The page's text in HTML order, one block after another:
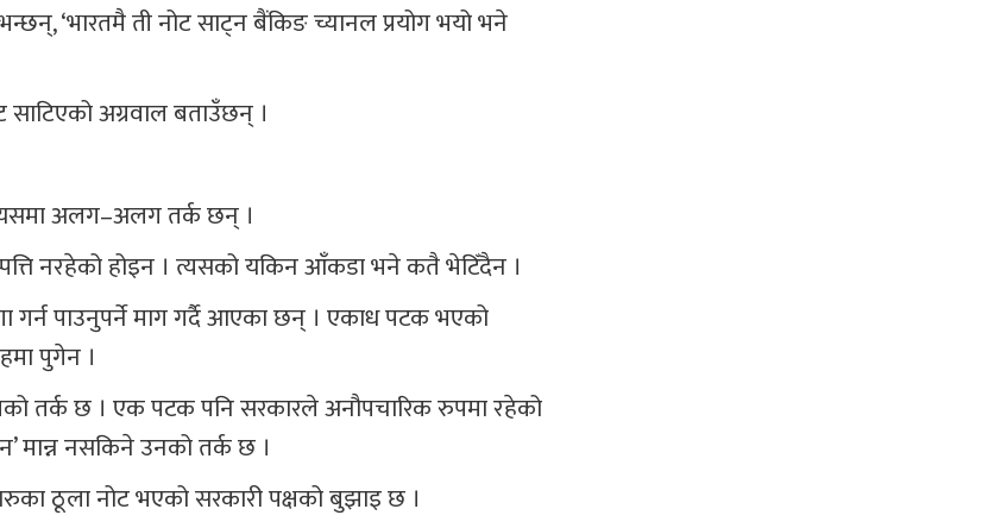
‘भारतमै ती नोट साट्न बैंकिङ च्यानल प्रयोग भयो भने
साटिएको अग्रवाल बताउँछन् ।
अलग–अलग तर्क छन् ।
नरहेको होइन । त्यसको यकिन आँकडा भने कतै भेटिँदैन ।
गर्न पाउनुपर्ने माग गर्दै आएका छन् । एकाध पटक भएको
पुगेन ।
तर्क छ । एक पटक पनि सरकारले अनौपचारिक रुपमा रहेको
मान्न नसकिने उनको तर्क छ ।
ठूला नोट भएको सरकारी पक्षको बुझाइ छ ।